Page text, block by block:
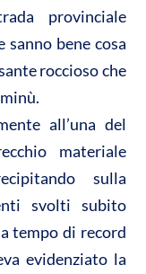
provinciale
sanno bene cosa
roccioso che
all’una del
materiale
sulla
svolti subito
tempo di record
evidenziato la